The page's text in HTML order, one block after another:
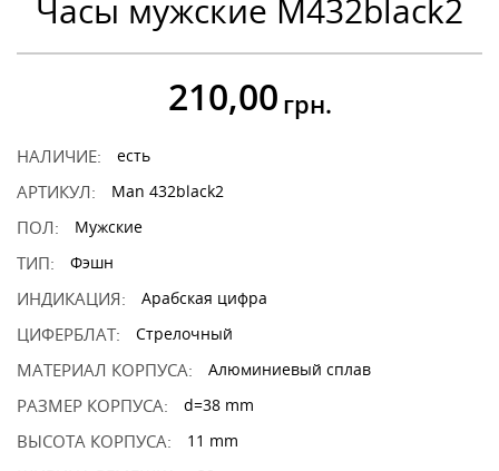
Часы мужские M432black2
210,00 грн.
НАЛИЧИЕ: есть
АРТИКУЛ: Man 432black2
ПОЛ: Мужские
ТИП: Фэшн
ИНДИКАЦИЯ: Арабская цифра
ЦИФЕРБЛАТ: Стрелочный
МАТЕРИАЛ КОРПУСА: Алюминиевый сплав
РАЗМЕР КОРПУСА: d=38 mm
ВЫСОТА КОРПУСА: 11 mm